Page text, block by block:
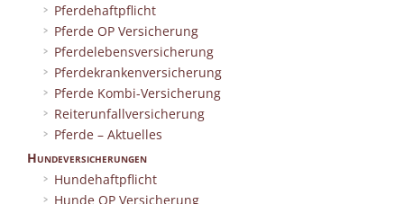
Pferdehaftpflicht
Pferde OP Versicherung
Pferdelebensversicherung
Pferdekrankenversicherung
Pferde Kombi-Versicherung
Reiterunfallversicherung
Pferde – Aktuelles
Hundeversicherungen
Hundehaftpflicht
Hunde OP Versicherung